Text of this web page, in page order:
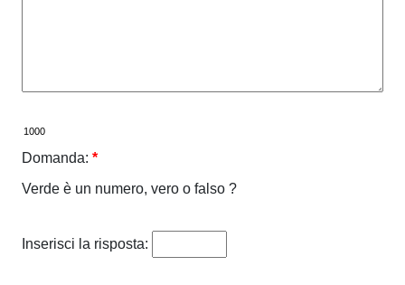
Domanda: *
Verde è un numero, vero o falso ?
Inserisci la risposta: